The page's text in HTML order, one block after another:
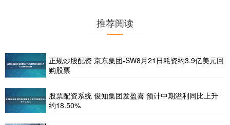
推荐阅读
正规炒股配资 京东集团-SW8月21日耗资约3.9亿美元回
购股票
股票配资系统 俊知集团发盈喜 预计中期溢利同比上升
约18.50%